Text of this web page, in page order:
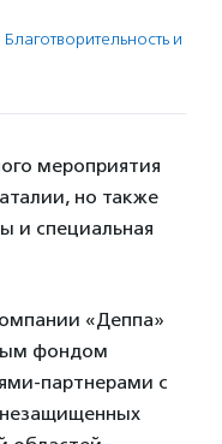
Благотвори­тель­ность и
мероприятия
но также
и специальная
«Деппа»
фондом
партнерами с